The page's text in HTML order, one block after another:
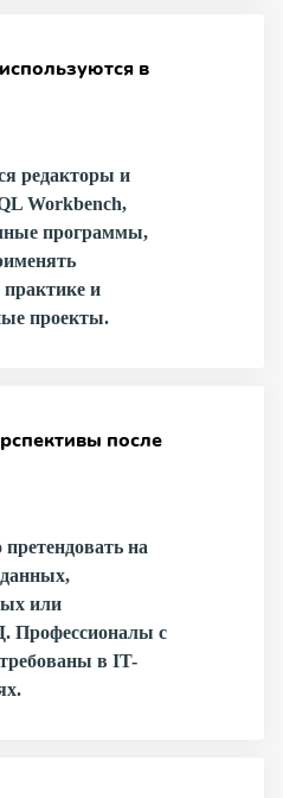
в
редакторы и
Workbench,
программы,
и
проекты.
после
на
или
Профессионалы с
в IT-